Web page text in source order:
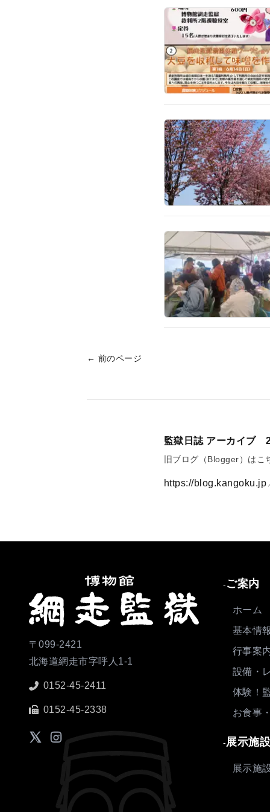
← 前のページ
監獄日誌 アーカイブ
旧ブログ（Blogger）はこ
https://blog.kangoku.jp
〒099-2421
北海道網走市字呼人1-1
0152-45-2411
0152-45-2338
-ご案内
ホーム
基本情
行事案
設備・
体験！
お食事
-展示施
展示施